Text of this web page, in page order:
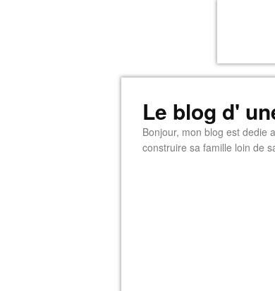
Le blog d'
Bonjour, mon blog est dedie
construire sa famille loin de